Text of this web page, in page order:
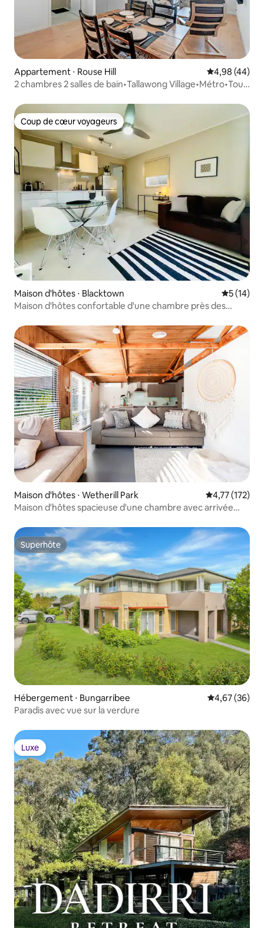
Appartement ⋅ Rouse Hill Évaluation
4,98 (44)
2 chambres 2 salles de bain•Tallawong Village•Métro•Tout
Coup de cœur voyageurs
Coup de cœur voyageurs
Maison d'hôtes ⋅ Blacktown
5 (14)
Maison d'hôtes confortable d'une chambre près des
Maison d'hôtes ⋅ Wetherill Park Évaluation
4,77 (172)
Maison d'hôtes spacieuse d'une chambre avec arrivée
Superhôte
Superhôte
Hébergement ⋅ Bungarribee Évaluation
4,67 (36)
Paradis avec vue sur la verdure
Luxe
Luxe